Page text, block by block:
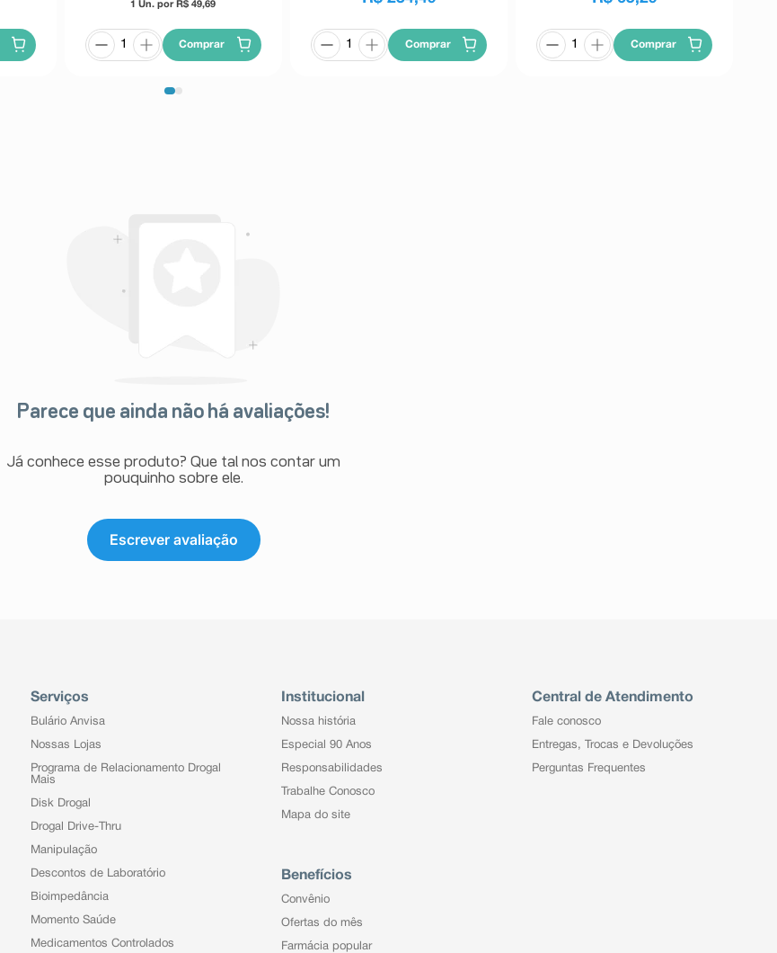
1 Un. por R$49,69
Comprar Comprar Comprar
Parece que ainda não há avaliações!
Já conhece esse produto? Que tal nos contar um
pouquinho sobre ele.
Escrever avaliação
Serviços
Bulário Anvisa
Nossas Lojas
Programa de Relacionamento Drogal
Mais
Disk Drogal
Drogal Drive-Thru
Manipulação
Descontos de Laboratório
Bioimpedância
Momento Saúde
Medicamentos Controlados
Institucional
Nossa história
Especial 90 Anos
Responsabilidades
Trabalhe Conosco
Mapa do site
Benefícios
Convênio
Ofertas do mês
Farmácia popular
Central de Atendimento
Fale conosco
Entregas, Trocas e Devoluções
Perguntas Frequentes